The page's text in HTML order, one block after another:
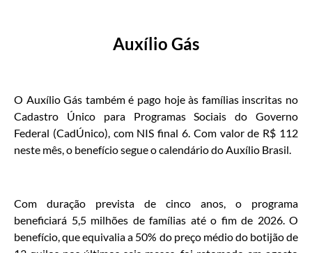
Auxílio Gás
O Auxílio Gás também é pago hoje às famílias inscritas no
Cadastro Único para Programas Sociais do Governo
Federal (CadÚnico), com NIS final 6. Com valor de R$ 112
neste mês, o benefício segue o calendário do Auxílio Brasil.
Com duração prevista de cinco anos, o programa
beneficiará 5,5 milhões de famílias até o fim de 2026. O
benefício, que equivalia a 50% do preço médio do botijão de